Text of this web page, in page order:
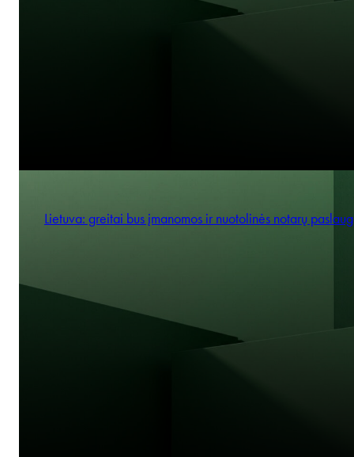
Lietuva: greitai bus įmanomos ir nuotolinės notarų